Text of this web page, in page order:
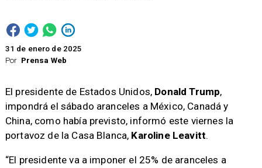
Por Prensa Web
31 de enero de 2025
El presidente de Estados Unidos, Donald Trump,
impondrá el sábado aranceles a México, Canadá y
China, como había previsto, informó este viernes la
portavoz de la Casa Blanca, Karoline Leavitt.
“El presidente va a imponer el 25% de aranceles a